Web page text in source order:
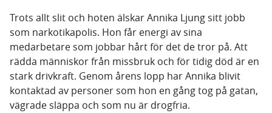
Trots allt slit och hoten älskar Annika Ljung sitt jobb
som narkotikapolis. Hon får energi av sina
medarbetare som jobbar hårt för det de tror på. Att
rädda människor från missbruk och för tidig död är en
stark drivkraft. Genom årens lopp har Annika blivit
kontaktad av personer som hon en gång tog på gatan,
vägrade släppa och som nu är drogfria.